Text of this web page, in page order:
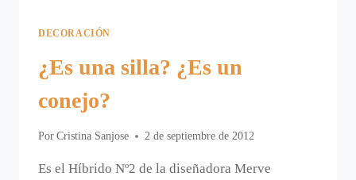
DECORACIÓN
¿Es una silla? ¿Es un
conejo?
Por Cristina Sanjose 2 de septiembre de 2012
Es el Híbrido Nº2 de la diseñadora Merve